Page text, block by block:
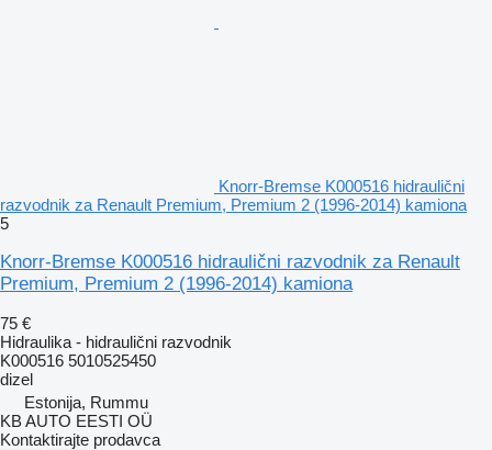
Knorr-Bremse K000516 hidraulični
razvodnik za Renault Premium, Premium 2 (1996-2014) kamiona
5
Knorr-Bremse K000516 hidraulični razvodnik za Renault
Premium, Premium 2 (1996-2014) kamiona
75 €
Hidraulika - hidraulični razvodnik
K000516 5010525450
dizel
Estonija, Rummu
KB AUTO EESTI OÜ
Kontaktirajte prodavca